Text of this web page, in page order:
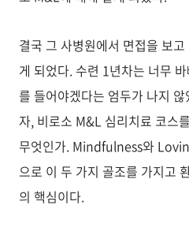
결국 그 사병원에서 면접을 보
게 되었다. 수련 1년차는 너무
를 들어야겠다는 엄두가 나지
자, 비로소 M&L 심리치료 코스
무엇인가. Mindfulness와
으로 이 두 가지 골조를 가지고
의 핵심이다.